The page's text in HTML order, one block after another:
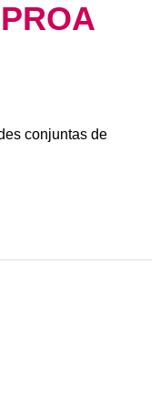
conjuntas de